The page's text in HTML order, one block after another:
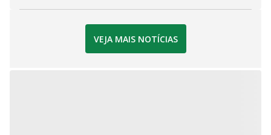
VEJA MAIS NOTÍCIAS